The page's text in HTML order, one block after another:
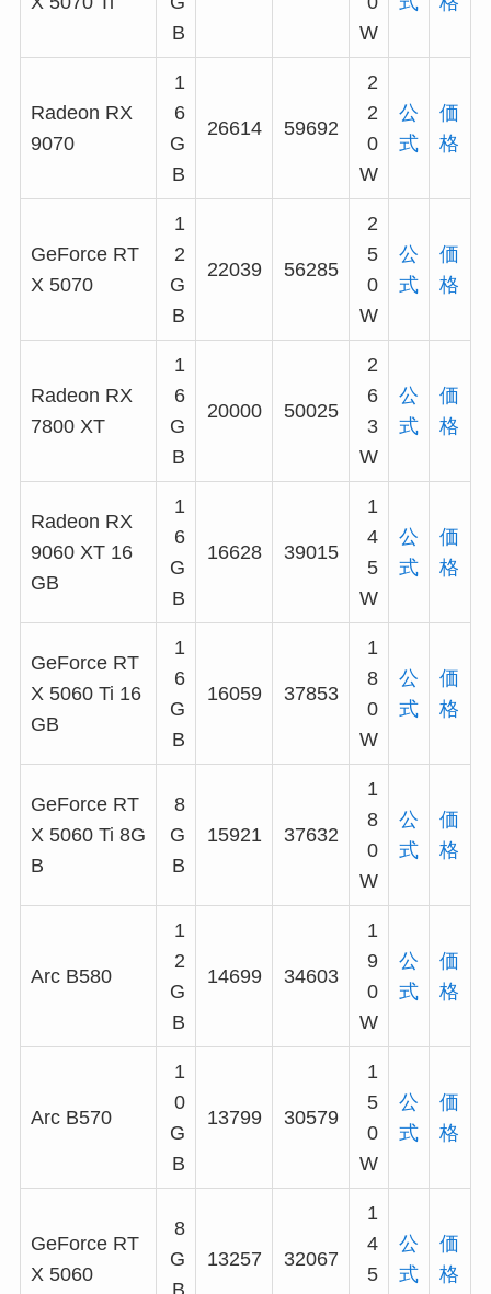
B
W
Radeon RX
9070
1
6
G
B
26614 59692
2
2
0
W
公
式
価
格
GeForce RT
X 5070
1
2
G
B
22039 56285
2
5
0
W
公
式
価
格
Radeon RX
7800 XT
1
6
G
B
20000 50025
2
6
3
W
公
式
価
格
Radeon RX
9060 XT 16
GB
1
6
G
B
16628 39015
1
4
5
W
公
式
価
格
GeForce RT
X 5060 Ti 16
GB
1
6
G
B
16059 37853
1
8
0
W
公
式
価
格
GeForce RT
X 5060 Ti 8G
B
8
G
B
15921 37632
1
8
0
W
公
式
価
格
Arc B580
1
2
G
B
14699 34603
1
9
0
W
公
式
価
格
Arc B570
1
0
G
B
13799 30579
1
5
0
W
公
式
価
格
GeForce RT
X 5060
8
G
B
13257 32067
1
4
5
公
式
価
格